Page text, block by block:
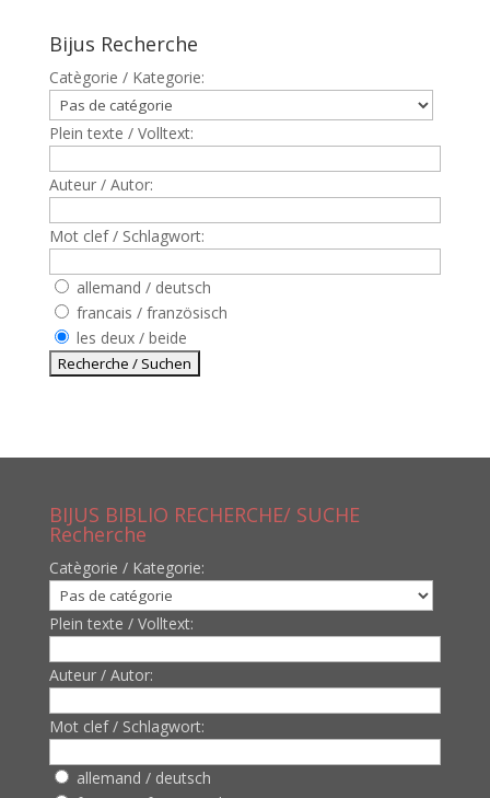
Bijus Recherche
Catègorie / Kategorie:
Plein texte / Volltext:
Auteur / Autor:
Mot clef / Schlagwort:
allemand / deutsch
francais / französisch
les deux / beide
BIJUS BIBLIO RECHERCHE/ SUCHE
Recherche
Catègorie / Kategorie:
Plein texte / Volltext:
Auteur / Autor:
Mot clef / Schlagwort:
allemand / deutsch